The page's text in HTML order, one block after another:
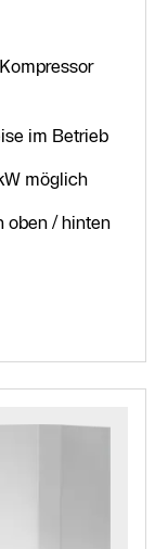
im Betrieb
möglich
oben / hinten